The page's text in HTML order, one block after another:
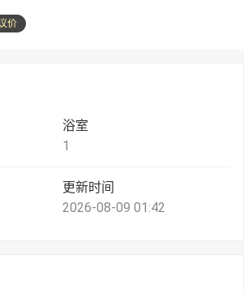
价
浴室
1
更新时间
2026-08-09 01:42